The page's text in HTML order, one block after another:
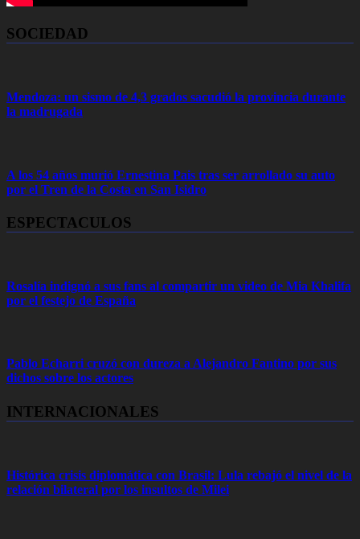
SOCIEDAD
Mendoza: un sismo de 4,3 grados sacudió la provincia durante
la madrugada
A los 54 años murió Ernestina Pais tras ser arrollado su auto
por el Tren de la Costa en San Isidro
ESPECTACULOS
Rosalía indignó a sus fans al compartir un video de Mia Khalifa
por el festejo de España
Pablo Echarri cruzó con dureza a Alejandro Fantino por sus
dichos sobre los actores
INTERNACIONALES
Histórica crisis diplomática con Brasil: Lula rebajó el nivel de la
relación bilateral por los insultos de Milei